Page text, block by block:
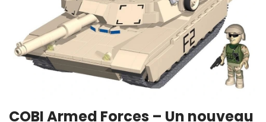
COBI Armed Forces – Un nouveau